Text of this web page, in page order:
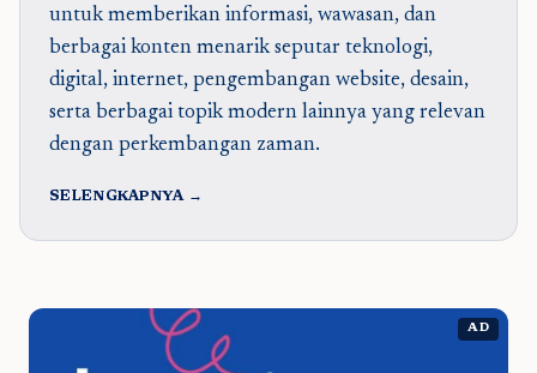
untuk memberikan informasi, wawasan, dan
berbagai konten menarik seputar teknologi,
digital, internet, pengembangan website, desain,
serta berbagai topik modern lainnya yang relevan
dengan perkembangan zaman.
SELENGKAPNYA →
AD